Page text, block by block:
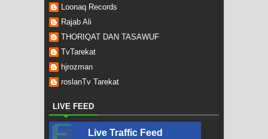
Loonaq Records
Rajab Ali
THORIQAT DAN TASAWUF
TvTarekat
hjrozman
roslanTv Tarekat
LIVE FEED
Live Traffic Feed